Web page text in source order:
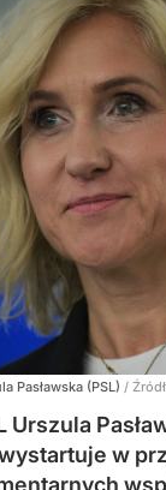
Pasławska (PSL) /
Urszula
w